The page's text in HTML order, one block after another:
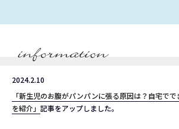
2024.2.10
「新生児のお腹がパンパンに張る原因は？自宅で
を紹介」 記事をアップしました。